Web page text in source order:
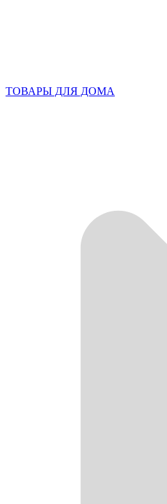
ТОВАРЫ ДЛЯ ДОМА